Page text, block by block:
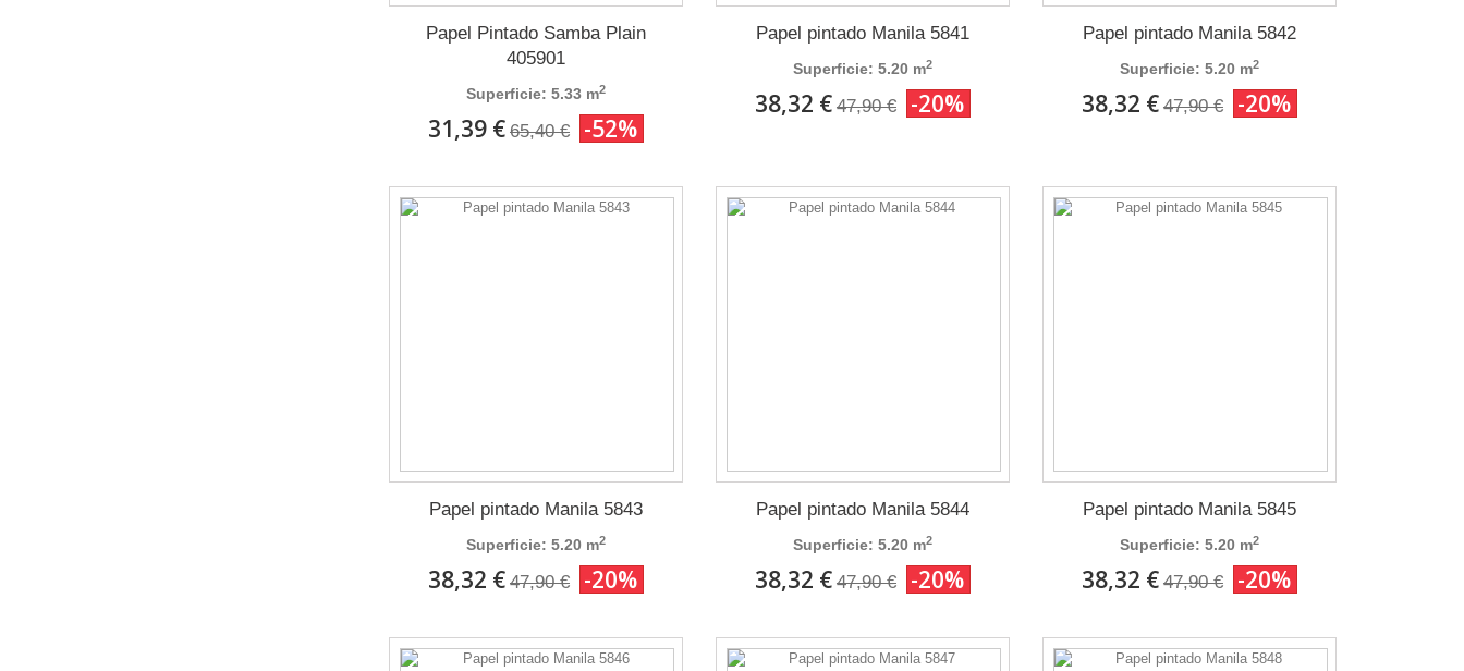
Papel Pintado Samba Plain
405901
Superficie: 5.33 m2
31,39 € 65,40 € -52%
Papel pintado Manila 5841
Superficie: 5.20 m2
38,32 € 47,90 € -20%
Papel pintado Manila 5842
Superficie: 5.20 m2
38,32 € 47,90 € -20%
Papel pintado Manila 5843
Superficie: 5.20 m2
38,32 € 47,90 € -20%
Papel pintado Manila 5844
Superficie: 5.20 m2
38,32 € 47,90 € -20%
Papel pintado Manila 5845
Superficie: 5.20 m2
38,32 € 47,90 € -20%